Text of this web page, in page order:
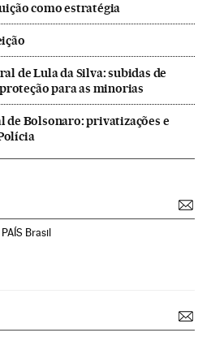
como estratégia
de Lula da Silva: subidas de
para as minorias
Bolsonaro: privatizações e
Brasil